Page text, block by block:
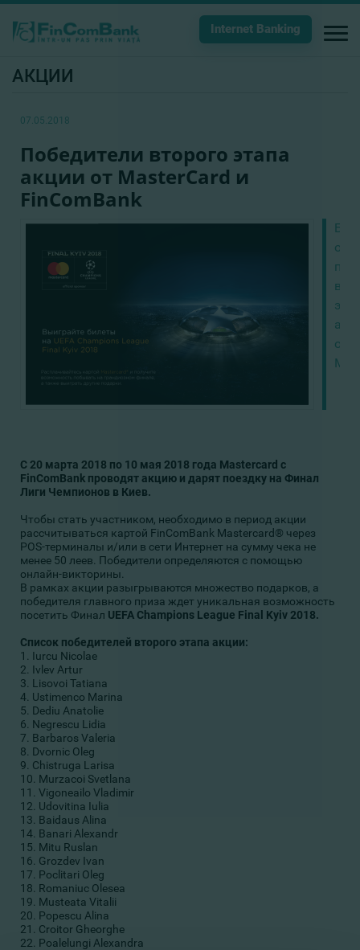
Internet Banking
АКЦИИ
07.05.2018
Победители второго этапа
акции от MasterCard и
FinComBank
от
С 20 марта 2018 по 10 мая 2018 года Mastercard с
FinComBank проводят акцию и дарят поездку на Финал
Лиги Чемпионов в Киев.
Чтобы стать участником, необходимо в период акции
рассчитываться картой FinComBank Mastercard® через
POS-терминалы и/или в сети Интернет на сумму чека не
менее 50 леев. Победители определяются с помощью
онлайн-викторины.
В рамках акции разыгрываются множество подарков, а
победителя главного приза ждет уникальная возможность
посетить Финал UEFA Champions League Final Kyiv 2018.
Список победителей второго этапа акции:
1. Iurcu Nicolae
2. Ivlev Artur
3. Lisovoi Tatiana
4. Ustimenco Marina
5. Dediu Anatolie
6. Negrescu Lidia
7. Barbaros Valeria
8. Dvornic Oleg
9. Chistruga Larisa
10. Murzacoi Svetlana
11. Vigoneailo Vladimir
12. Udovitina Iulia
13. Baidaus Alina
14. Banari Alexandr
15. Mitu Ruslan
16. Grozdev Ivan
17. Poclitari Oleg
18. Romaniuc Olesea
19. Musteata Vitalii
20. Popescu Alina
21. Croitor Gheorghe
22. Poalelungi Alexandra